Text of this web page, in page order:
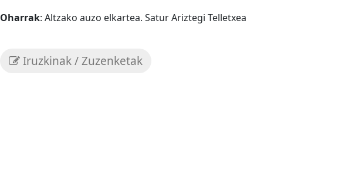
Oharrak: Altzako auzo elkartea. Satur Ariztegi Telletxea
Iruzkinak / Zuzenketak